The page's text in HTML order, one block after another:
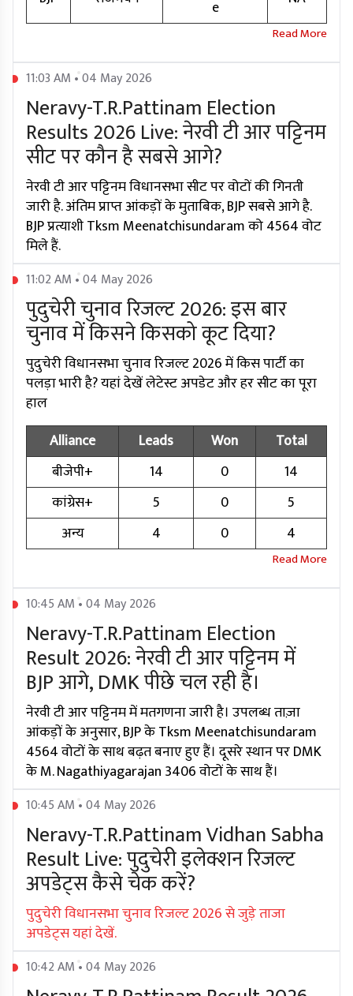
e
11:03 AM • 04 May 2026
Neravy-T.R.Pattinam Election
Results 2026 Live: नेरवी टी आर पट्टिनम
सीट पर कौन है सबसे आगे?
नेरवी टी आर पट्टिनम विधानसभा सीट पर वोटों की गिनती
जारी है. अंतिम प्राप्त आंकड़ों के मुताबिक, BJP सबसे आगे है.
BJP प्रत्याशी Tksm Meenatchisundaram को 4564 वोट
मिले हैं.
11:02 AM • 04 May 2026
पुदुचेरी चुनाव रिजल्ट 2026: इस बार
चुनाव में किसने किसको कूट दिया?
पुदुचेरी विधानसभा चुनाव रिजल्ट 2026 में किस पार्टी का
पलड़ा भारी है? यहां देखें लेटेस्ट अपडेट और हर सीट का पूरा
हाल
Alliance
Leads Won
Total
बीजेपी+
14 0
14
कांग्रेस+
5 0
5
अन्य
4 0 4
10:45 AM • 04 May 2026
Neravy-T.R.Pattinam Election
Result 2026: नेरवी टी आर पट्टिनम में
BJP आगे, DMK पीछे चल रही है।
नेरवी टी आर पट्टिनम में मतगणना जारी है। उपलब्ध ताज़ा
आंकड़ों के अनुसार, BJP के Tksm Meenatchisundaram
4564 वोटों के साथ बढ़त बनाए हुए हैं। दूसरे स्थान पर DMK
के M. Nagathiyagarajan 3406 वोटों के साथ हैं।
10:45 AM • 04 May 2026
Neravy-T.R.Pattinam Vidhan Sabha
Result Live: पुदुचेरी इलेक्शन रिजल्ट
अपडेट्स कैसे चेक करें?
पुदुचेरी विधानसभा चुनाव रिजल्ट 2026 से जुड़े ताजा
अपडेट्स यहां देखें.
10:42 AM • 04 May 2026